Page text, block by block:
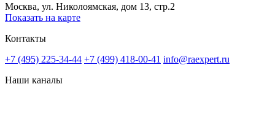
Москва, ул. Николоямская, дом 13, стр.2
Показать на карте
Контакты
+7 (495) 225-34-44 +7 (499) 418-00-41 info@raexpert.ru
Наши каналы